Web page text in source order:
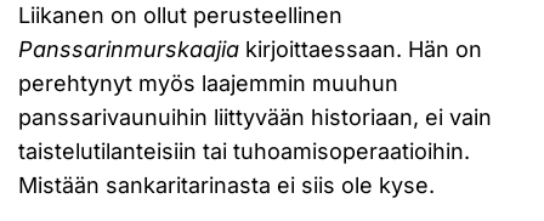
Liikanen on ollut perusteellinen
Panssarinmurskaajia kirjoittaessaan. Hän on
perehtynyt myös laajemmin muuhun
panssarivaunuihin liittyvään historiaan, ei vain
taistelutilanteisiin tai tuhoamisoperaatioihin.
Mistään sankaritarinasta ei siis ole kyse.